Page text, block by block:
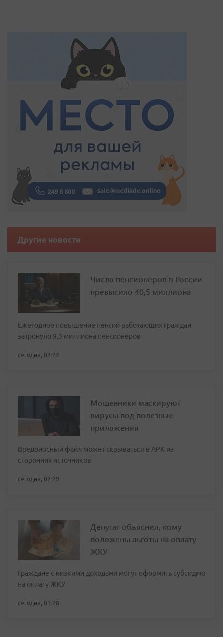
Другие новости
Число пенсионеров в России
превысило 40,5 миллиона
Ежегодное повышение пенсий работающих граждан
затронуло 9,3 миллиона пенсионеров
сегодня, 03:23
Мошенники маскируют
вирусы под полезные
приложения
Вредоносный файл может скрываться в APK из
сторонних источников
сегодня, 02:29
Депутат объяснил, кому
положены льготы на оплату
ЖКУ
Граждане с низкими доходами могут оформить субсидию
на оплату ЖКУ
сегодня, 01:28